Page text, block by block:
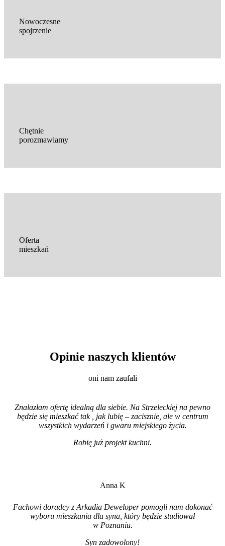
Nowoczesne
spojrzenie
Chętnie
porozmawiamy
Oferta
mieszkań
Opinie naszych klientów
oni nam zaufali
Znalazłam ofertę idealną dla siebie. Na Strzeleckiej na pewno
będzie się mieszkać tak , jak lubię – zacisznie, ale w centrum
wszystkich wydarzeń i gwaru miejskiego życia.
Robię już projekt kuchni.
Anna K
Fachowi doradcy z Arkadia Deweloper pomogli nam dokonać
wyboru mieszkania dla syna, który będzie studiował
w Poznaniu.
Syn zadowolony!